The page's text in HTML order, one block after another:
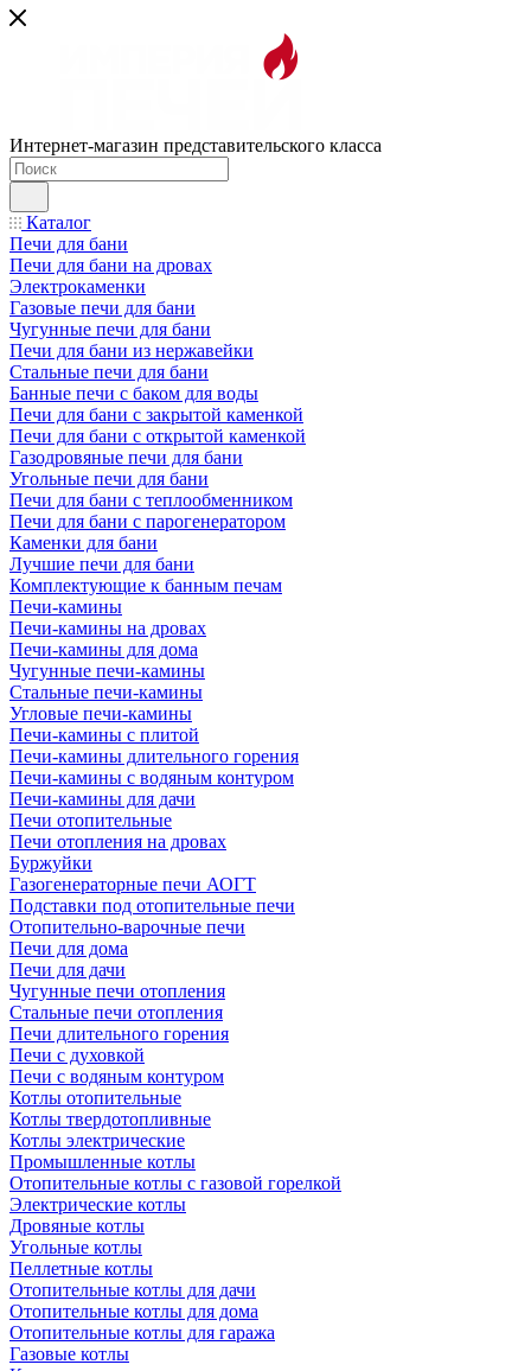
Интернет-магазин представительского класса
Каталог
Печи для бани
Печи для бани на дровах
Электрокаменки
Газовые печи для бани
Чугунные печи для бани
Печи для бани из нержавейки
Стальные печи для бани
Банные печи с баком для воды
Печи для бани с закрытой каменкой
Печи для бани с открытой каменкой
Газодровяные печи для бани
Угольные печи для бани
Печи для бани с теплообменником
Печи для бани с парогенератором
Каменки для бани
Лучшие печи для бани
Комплектующие к банным печам
Печи-камины
Печи-камины на дровах
Печи-камины для дома
Чугунные печи-камины
Стальные печи-камины
Угловые печи-камины
Печи-камины с плитой
Печи-камины длительного горения
Печи-камины с водяным контуром
Печи-камины для дачи
Печи отопительные
Печи отопления на дровах
Буржуйки
Газогенераторные печи АОГТ
Подставки под отопительные печи
Отопительно-варочные печи
Печи для дома
Печи для дачи
Чугунные печи отопления
Стальные печи отопления
Печи длительного горения
Печи с духовкой
Печи с водяным контуром
Котлы отопительные
Котлы твердотопливные
Котлы электрические
Промышленные котлы
Отопительные котлы с газовой горелкой
Электрические котлы
Дровяные котлы
Угольные котлы
Пеллетные котлы
Отопительные котлы для дачи
Отопительные котлы для дома
Отопительные котлы для гаража
Газовые котлы